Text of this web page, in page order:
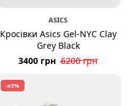
ASICS
Кросівки Asics Gel-NYC Clay
Grey Black
3400 грн 6200 грн
-45%